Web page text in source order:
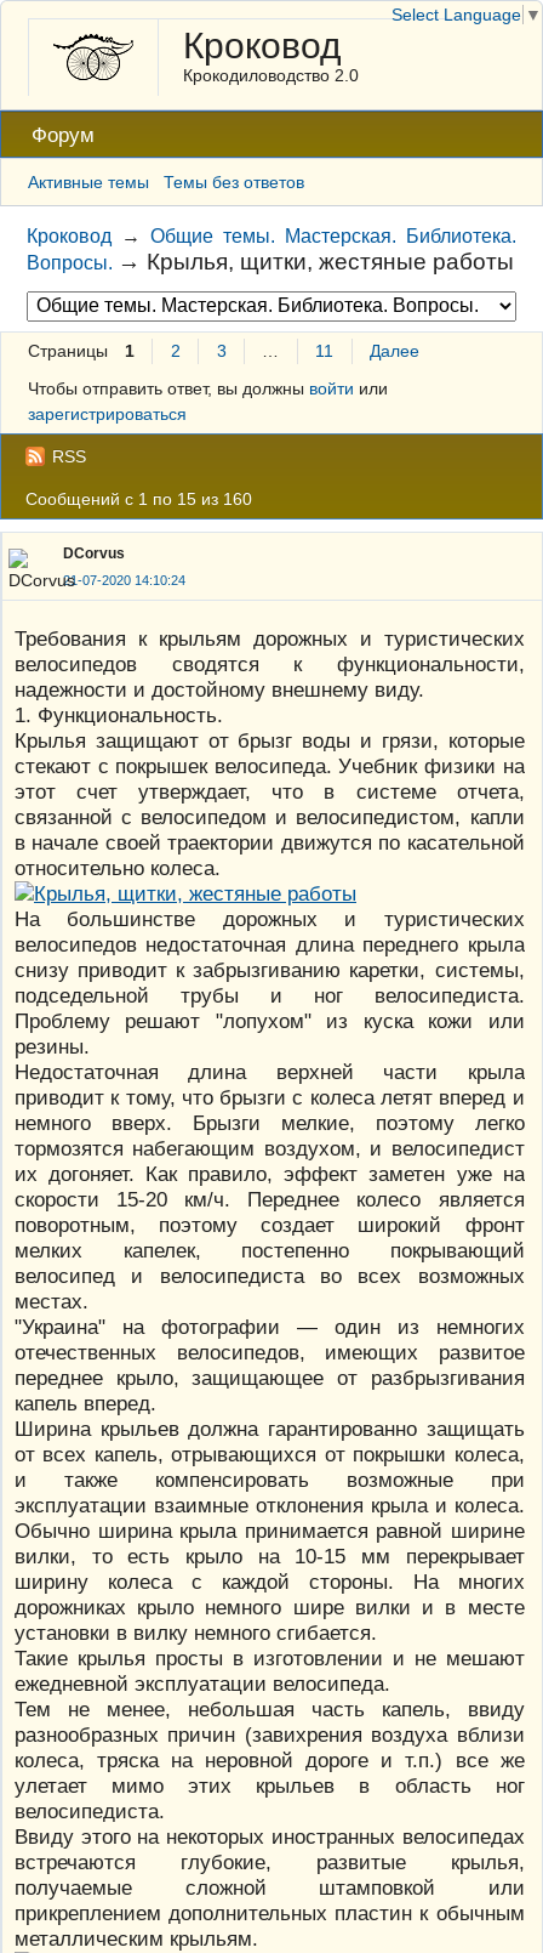
Кроковод
Крокодиловодство 2.0
Форум
Активные темы Темы без ответов
Кроковод →Общие темы. Мастерская. Библиотека.
Вопросы. → Крылья, щитки, жестяные работы
Страницы 1 2 3 11
Далее
Чтобы отправить ответ, вы должны войти или
зарегистрироваться
RSS
Сообщений с 1 по 15 из 160
DCorvus
21-07-2020 14:10:24
Требования к крыльям дорожных и туристических
велосипедов сводятся к функциональности,
надежности и достойному внешнему виду.
1. Функциональность.
Крылья защищают от брызг воды и грязи, которые
стекают с покрышек велосипеда. Учебник физики на
этот счет утверждает, что в системе отчета,
связанной с велосипедом и велосипедистом, капли
в начале своей траектории движутся по касательной
относительно колеса.
На большинстве дорожных и туристических
велосипедов недостаточная длина переднего крыла
снизу приводит к забрызгиванию каретки, системы,
подседельной трубы и ног велосипедиста.
Проблему решают "лопухом" из куска кожи или
резины.
Недостаточная длина верхней части крыла
приводит к тому, что брызги с колеса летят вперед и
немного вверх. Брызги мелкие, поэтому легко
тормозятся набегающим воздухом, и велосипедист
их догоняет. Как правило, эффект заметен уже на
скорости 15-20 км/ч. Переднее колесо является
поворотным, поэтому создает широкий фронт
мелких капелек, постепенно покрывающий
велосипед и велосипедиста во всех возможных
местах.
"Украина" на фотографии — один из немногих
отечественных велосипедов, имеющих развитое
переднее крыло, защищающее от разбрызгивания
капель вперед.
Ширина крыльев должна гарантированно защищать
от всех капель, отрывающихся от покрышки колеса,
и также компенсировать возможные при
эксплуатации взаимные отклонения крыла и колеса.
Обычно ширина крыла принимается равной ширине
вилки, то есть крыло на 10-15 мм перекрывает
ширину колеса с каждой стороны. На многих
дорожниках крыло немного шире вилки и в месте
установки в вилку немного сгибается.
Такие крылья просты в изготовлении и не мешают
ежедневной эксплуатации велосипеда.
Тем не менее, небольшая часть капель, ввиду
разнообразных причин (завихрения воздуха вблизи
колеса, тряска на неровной дороге и т.п.) все же
улетает мимо этих крыльев в область ног
велосипедиста.
Ввиду этого на некоторых иностранных велосипедах
встречаются глубокие, развитые крылья,
получаемые сложной штамповкой или
прикреплением дополнительных пластин к обычным
металлическим крыльям.
Select Language ▼